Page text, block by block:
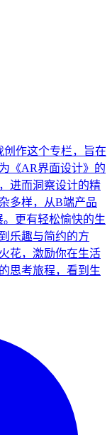
作这个专栏，旨在
《AR界面设计》的
进而洞察设计的精
多样，从B端产品
更有轻松愉快的生
乐趣与简约的方
花，激励你在生活
思考旅程，看到生